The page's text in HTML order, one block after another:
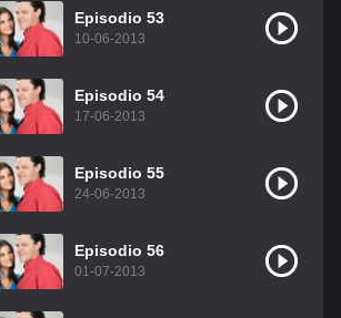
Episodio 53
10-06-2013
Episodio 54
17-06-2013
Episodio 55
24-06-2013
Episodio 56
01-07-2013